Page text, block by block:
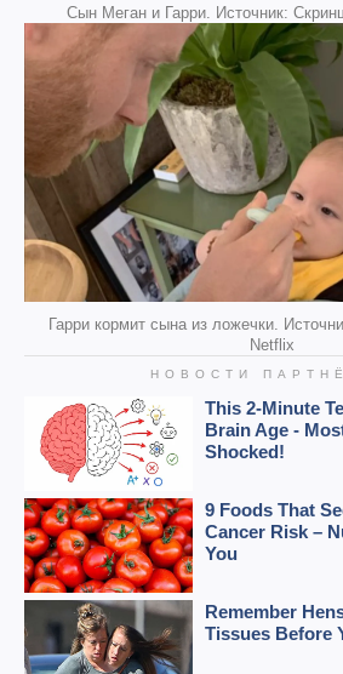
Сын Меган и Гарри. Источник:
Гарри кормит сына из ложечки.
Netflix